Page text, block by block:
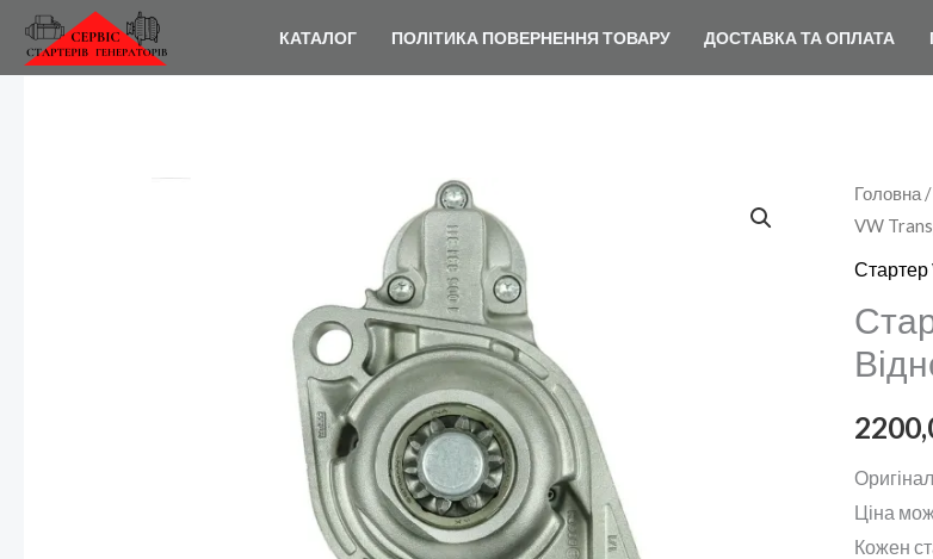
Перейти
КАТАЛОГ ПОЛІТИКА ПОВЕРНЕННЯ ТОВАРУ ДОСТАВКА ТА ОПЛАТА
Головна/
VW
Стартер
Ціна
Кожен
Стартер
VW
1.9
TDI
кількість